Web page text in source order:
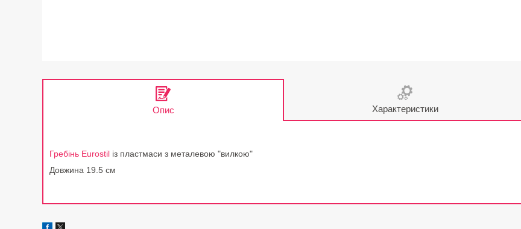
Опис Характеристики
Гребінь Eurostil із пластмаси з металевою "вилкою"
Довжина 19.5 см